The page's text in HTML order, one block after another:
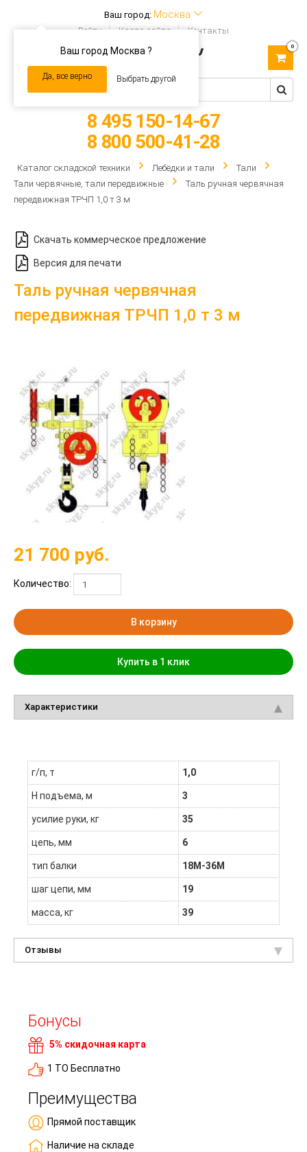
Ваш город: Москва
Ваш город Москва ?
Да, все верно Выбрать другой
Войти Карта сайта Контакты
navigation
0
8 495 150-14-67
8 800 500-41-28
Каталог складской техники Лебёдки и тали
Тали
Тали червячные, тали передвижные
Таль ручная червячная
передвижная ТРЧП 1,0 т 3 м
Скачать коммерческое предложение
Версия для печати
Таль ручная червячная
передвижная ТРЧП 1,0 т 3 м
21 700 руб.
Количество:
В корзину
Купить в 1 клик
Характеристики
г/п, т 1,0
H подъема, м 3
усилие руки, кг 35
цепь, мм 6
тип балки 18М-36М
шаг цепи, мм 19
масса, кг 39
Отзывы
Бонусы
5% скидочная карта
1 ТО Бесплатно
Преимущества
Прямой поставщик
Наличие на складе